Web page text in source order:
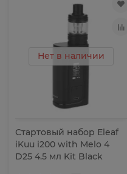
Нет в наличии
Стартовый набор Eleaf
iKuu i200 with Melo 4
D25 4.5 мл Kit Black